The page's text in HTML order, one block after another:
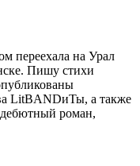
переехала на Урал
Пишу стихи
LitBANDиТы, а также
роман,